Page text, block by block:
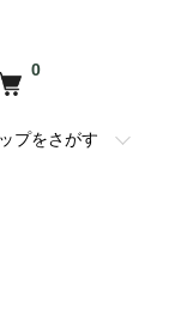
0
プをさがす